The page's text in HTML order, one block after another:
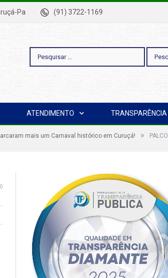
Pa (91) 3722-1169
Pesquisar
por:
ATENDIMENTO TRANSPARÊNCIA
mais um Carnaval histórico em Curuçá! »
PALCO
0